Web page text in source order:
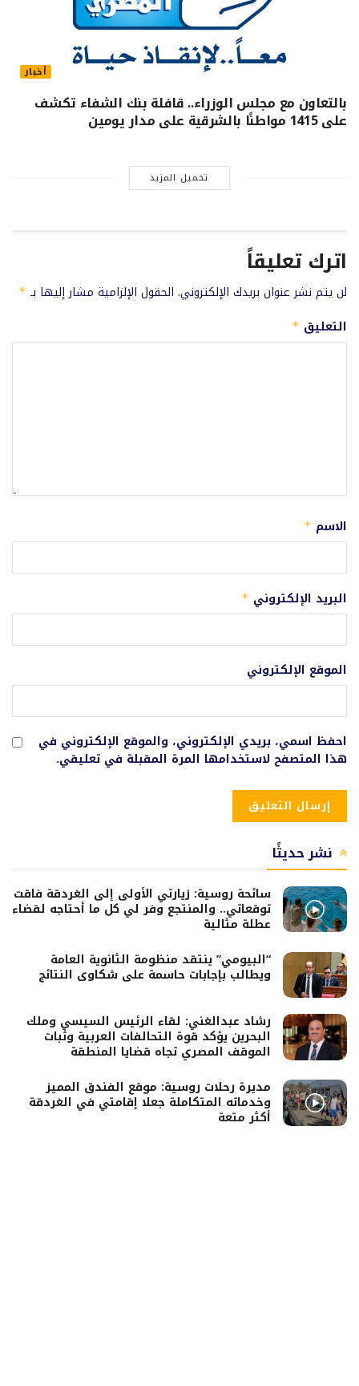
أخبار
بالتعاون مع مجلس الوزراء.. قافلة بنك الشفاء تكشف
على 1415 مواطنًا بالشرقية على مدار يومين
تحميل المزيد
اترك تعليقاً
لن يتم نشر عنوان بريدك الإلكتروني. الحقول الإلزامية مشار إليها بـ *
التعليق *
الاسم *
البريد الإلكتروني *
الموقع الإلكتروني
احفظ اسمي، بريدي الإلكتروني، والموقع الإلكتروني في
هذا المتصفح لاستخدامها المرة المقبلة في تعليقي.
نشر حديثًا
سائحة روسية: زيارتي الأولى إلى الغردقة فاقت
توقعاتي.. والمنتجع وفر لي كل ما أحتاجه لقضاء
عطلة مثالية
“البيومي” ينتقد منظومة الثانوية العامة
ويطالب بإجابات حاسمة على شكاوى النتائج
رشاد عبدالغني: لقاء الرئيس السيسي وملك
البحرين يؤكد قوة التحالفات العربية وثبات
الموقف المصري تجاه قضايا المنطقة
مديرة رحلات روسية: موقع الفندق المميز
وخدماته المتكاملة جعلا إقامتي في الغردقة
أكثر متعة